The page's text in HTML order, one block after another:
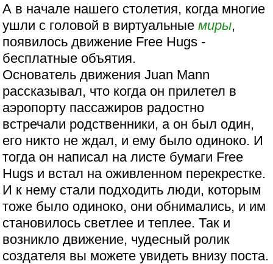
А в начале нашего столетия, когда многие
ушли с головой в виртуальныемиры,
появилось движение Free Hugs -
бесплатные объятия.
Основатель движения Juan Mann
рассказывал, что когда он прилетел в
аэропорту пассажиров радостно
встречали родственники, а он был один,
его никто не ждал, и ему было одиноко. И
тогда он написал на листе бумаги Free
Hugs и встал на оживленном перекрестке.
И к нему стали подходить люди, которым
тоже было одиноко, они обнимались, и им
становилось светлее и теплее. Так и
возникло движение, чудесный ролик
создателя вы можете увидеть внизу поста.